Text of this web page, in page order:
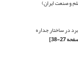
و صنعت ایران)
در ساختار جداره